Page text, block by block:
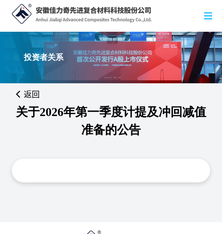
投资者关系
关于2026年第一季度计提及冲回减值
准备的公告
返回